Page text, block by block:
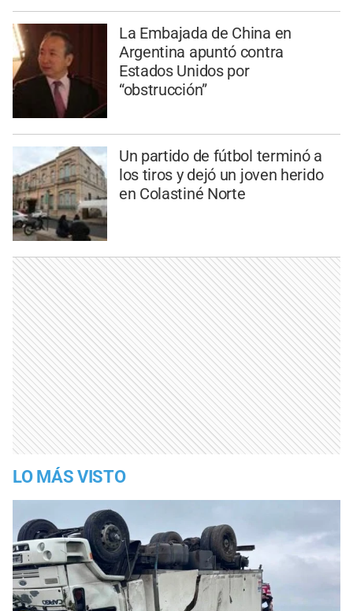
La Embajada de China en
Argentina apuntó contra
Estados Unidos por
“obstrucción”
Un partido de fútbol terminó a
los tiros y dejó un joven herido
en Colastiné Norte
LO MÁS VISTO